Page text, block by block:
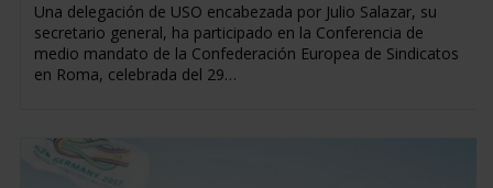
Una delegación de USO encabezada por Julio Salazar, su
secretario general, ha participado en la Conferencia de
medio mandato de la Confederación Europea de Sindicatos
en Roma, celebrada del 29…